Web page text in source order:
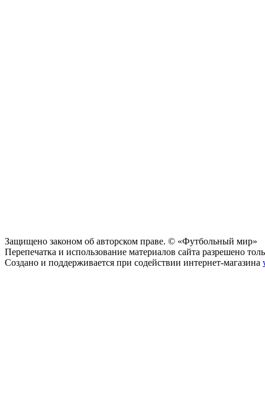
Защищено законом об авторском праве. © «Футбольный мир»
Перепечатка и использование материалов сайта разрешено
Создано и поддерживается при содействии интернет-магазина